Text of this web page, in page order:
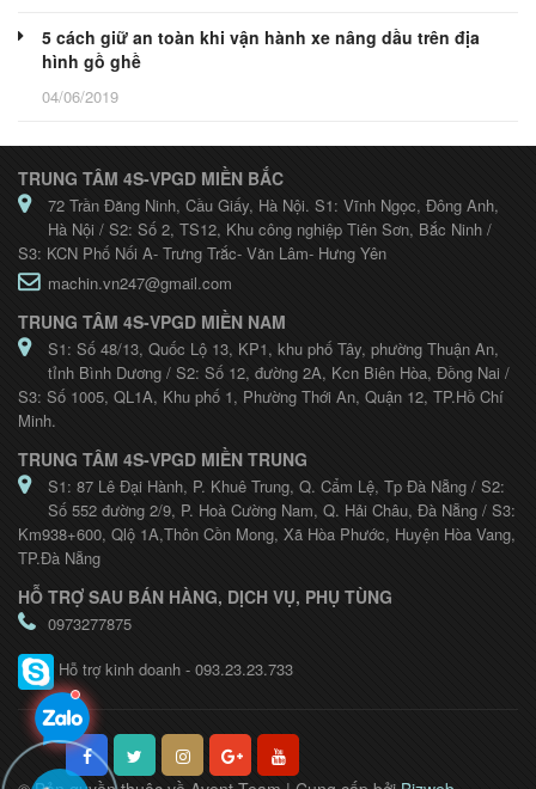
5 cách giữ an toàn khi vận hành xe nâng dầu trên địa
hình gồ ghề
04/06/2019
TRUNG TÂM 4S-VPGD MIỀN BẮC
72 Trần Đăng Ninh, Cầu Giấy, Hà Nội. S1: Vĩnh Ngọc, Đông Anh,
Hà Nội / S2: Số 2, TS12, Khu công nghiệp Tiên Sơn, Bắc Ninh /
S3: KCN Phố Nối A- Trưng Trắc- Văn Lâm- Hưng Yên
machin.vn247@gmail.com
TRUNG TÂM 4S-VPGD MIỀN NAM
S1: Số 48/13, Quốc Lộ 13, KP1, khu phố Tây, phường Thuận An,
tỉnh Bình Dương / S2: Số 12, đường 2A, Kcn Biên Hòa, Đồng Nai /
S3: Số 1005, QL1A, Khu phố 1, Phường Thới An, Quận 12, TP.Hồ Chí
Minh.
TRUNG TÂM 4S-VPGD MIỀN TRUNG
S1: 87 Lê Đại Hành, P. Khuê Trung, Q. Cẩm Lệ, Tp Đà Nẵng / S2:
Số 552 đường 2/9, P. Hoà Cường Nam, Q. Hải Châu, Đà Nẵng / S3:
Km938+600, Qlộ 1A,Thôn Cồn Mong, Xã Hòa Phước, Huyện Hòa Vang,
TP.Đà Nẵng
HỖ TRỢ SAU BÁN HÀNG, DỊCH VỤ, PHỤ TÙNG
0973277875
Hỗ trợ kinh doanh - 093.23.23.733